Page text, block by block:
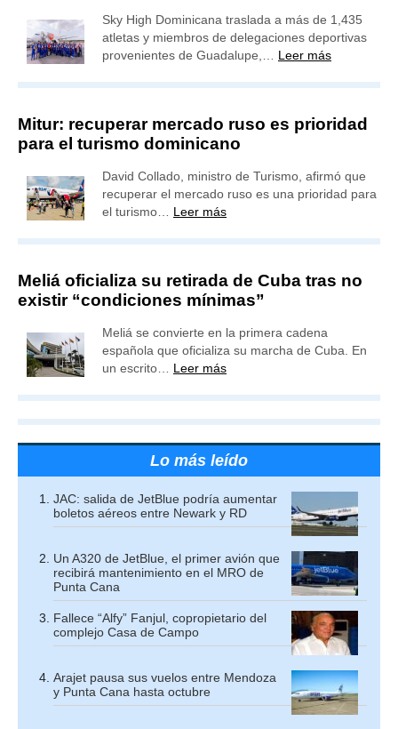
Sky High Dominicana traslada a más de 1,435
atletas y miembros de delegaciones deportivas
provenientes de Guadalupe,… Leer más
Mitur: recuperar mercado ruso es prioridad
para el turismo dominicano
David Collado, ministro de Turismo, afirmó que
recuperar el mercado ruso es una prioridad para
el turismo… Leer más
Meliá oficializa su retirada de Cuba tras no
existir “condiciones mínimas”
Meliá se convierte en la primera cadena
española que oficializa su marcha de Cuba. En
un escrito… Leer más
Lo más leído
JAC: salida de JetBlue podría aumentar
boletos aéreos entre Newark y RD
Un A320 de JetBlue, el primer avión que
recibirá mantenimiento en el MRO de
Punta Cana
Fallece “Alfy” Fanjul, copropietario del
complejo Casa de Campo
Arajet pausa sus vuelos entre Mendoza
y Punta Cana hasta octubre